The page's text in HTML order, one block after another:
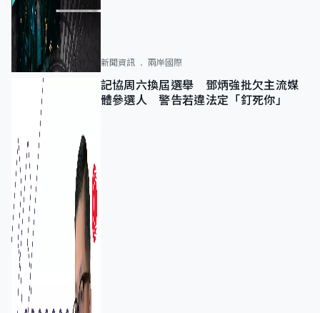
新聞資訊 兩岸國際
記協周六換屆選舉 鄧炳強批欠主流媒
體參選人 警告若違法定「釘死你」